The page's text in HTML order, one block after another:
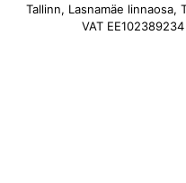
Tallinn, Lasnamäe linnaosa,
VAT EE102389234